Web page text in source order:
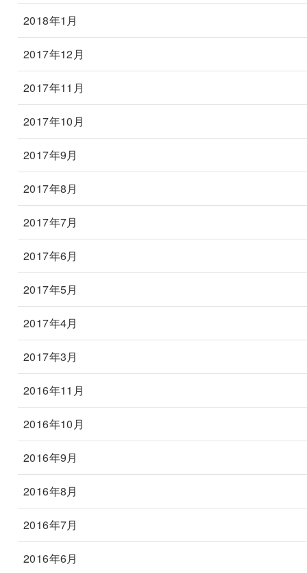
2018年1月
2017年12月
2017年11月
2017年10月
2017年9月
2017年8月
2017年7月
2017年6月
2017年5月
2017年4月
2017年3月
2016年11月
2016年10月
2016年9月
2016年8月
2016年7月
2016年6月